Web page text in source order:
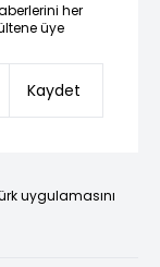
her
üye
Kaydet
uygulamasını